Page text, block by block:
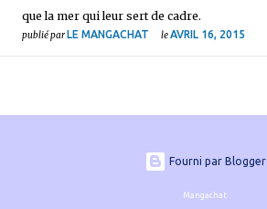
que la mer qui leur sert de cadre.
publié parLE MANGACHAT leAVRIL 16, 2015
Fourni par Blogger
Mangachat